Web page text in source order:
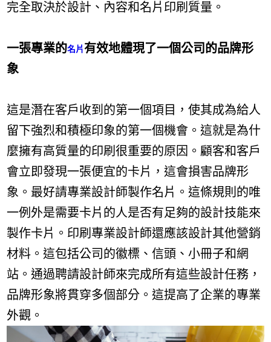
完全取決於設計、內容和名片印刷質量。
一張專業的名片有效地體現了一個公司的品牌形
象
這是潛在客戶收到的第一個項目，使其成為給人
留下強烈和積極印象的第一個機會。這就是為什
麼擁有高質量的印刷很重要的原因。顧客和客戶
會立即發現一張便宜的卡片，這會損害品牌形
象。最好請專業設計師製作名片。這條規則的唯
一例外是需要卡片的人是否有足夠的設計技能來
製作卡片。印刷專業設計師還應該設計其他營銷
材料。這包括公司的徽標、信頭、小冊子和網
站。通過聘請設計師來完成所有這些設計任務，
品牌形象將貫穿多個部分。這提高了企業的專業
外觀。